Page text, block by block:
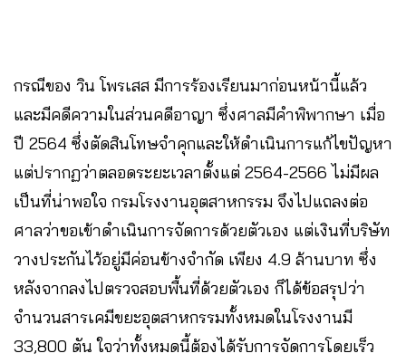
กรณีของ วิน โพรเสส มีการร้องเรียนมาก่อนหน้านี้แล้ว
และมีคดีความในส่วนคดีอาญา ซึ่งศาลมีคำพิพากษา เมื่อ
ปี 2564 ซึ่งตัดสินโทษจำคุกและให้ดำเนินการแก้ไขปัญหา
แต่ปรากฏว่าตลอดระยะเวลาตั้งแต่ 2564-2566 ไม่มีผล
เป็นที่น่าพอใจ กรมโรงงานอุตสาหกรรม จึงไปแถลงต่อ
ศาลว่าขอเข้าดำเนินการจัดการด้วยตัวเอง แต่เงินที่บริษัท
วางประกันไว้อยู่มีค่อนข้างจำกัด เพียง 4.9 ล้านบาท ซึ่ง
หลังจากลงไปตรวจสอบพื้นที่ด้วยตัวเอง ก็ได้ข้อสรุปว่า
จำนวนสารเคมีขยะอุตสาหกรรมทั้งหมดในโรงงานมี
33,800 ตัน ใจว่าทั้งหมดนี้ต้องได้รับการจัดการโดยเร็ว